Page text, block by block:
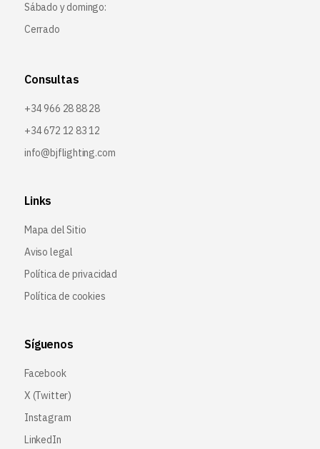
Sábado y domingo:
Cerrado
Consultas
+34 966 28 88 28
+34 672 12 83 12
info@bjflighting.com
Links
Mapa del Sitio
Aviso legal
Política de privacidad
Política de cookies
Síguenos
Facebook
X (Twitter)
Instagram
LinkedIn